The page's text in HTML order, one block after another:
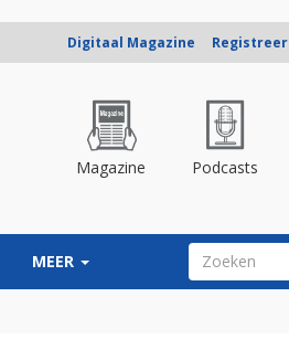
Digitaal Magazine Registreer
Magazine Podcasts
MEER ZOEKVELD